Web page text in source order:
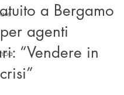
a Bergamo
agenti
“Vendere in
NaN stelle su 5.